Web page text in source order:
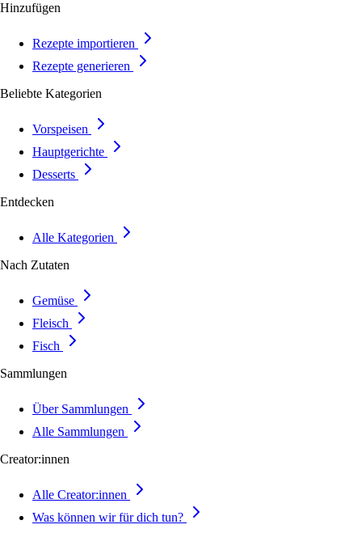
Hinzufügen
Rezepte importieren
Rezepte generieren
Beliebte Kategorien
Vorspeisen
Hauptgerichte
Desserts
Entdecken
Alle Kategorien
Nach Zutaten
Gemüse
Fleisch
Fisch
Sammlungen
Über Sammlungen
Alle Sammlungen
Creator:innen
Alle Creator:innen
Was können wir für dich tun?